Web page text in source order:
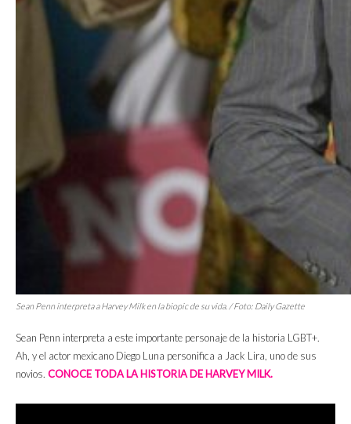
Sean Penn interpreta a Harvey Milk en labiopicde su vida. / Foto: Daily Gazette
Sean Penn interpreta a este importante personaje de la historia LGBT+.
Ah, y el actor mexicano Diego Luna personifica a Jack Lira, uno de sus
novios. CONOCE TODA LA HISTORIA DE HARVEY MILK.